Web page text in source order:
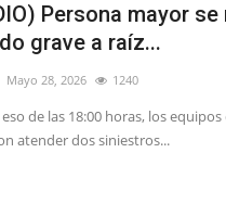
Persona mayor
grave a raíz...
Mayo 28, 2026 1240
de las 18:00 horas, los
atender dos siniestros...